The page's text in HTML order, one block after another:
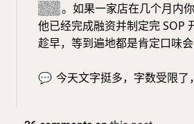
角）。如果一家店在几个月内
他已经完成融资并制定完 SOP
趁早，等到遍地都是肯定口味会
💬 今天文字挺多，字数受限了